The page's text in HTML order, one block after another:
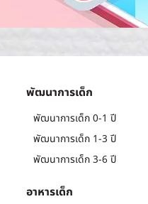
พัฒนาการเด็ก
พัฒนาการเด็ก 0-1 ปี
พัฒนาการเด็ก 1-3 ปี
พัฒนาการเด็ก 3-6 ปี
อาหารเด็ก